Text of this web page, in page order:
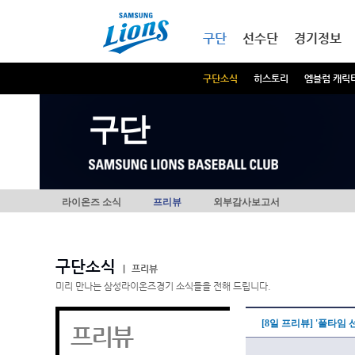
구단
구단소식 히스토리 엠블럼 캐릭
선수단 경기정보
구단
라이온즈 소식 프리뷰 외부감사보고서
구단소식
프리뷰
미리 만나는 삼성라이온즈경기 소식들을 전해 드립니다.
프리뷰 [8일 프리뷰] '풀타임